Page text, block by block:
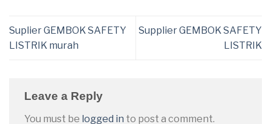
Suplier GEMBOK SAFETY
LISTRIK murah
Supplier GEMBOK SAFETY
LISTRIK
Leave a Reply
You must be logged in to post a comment.